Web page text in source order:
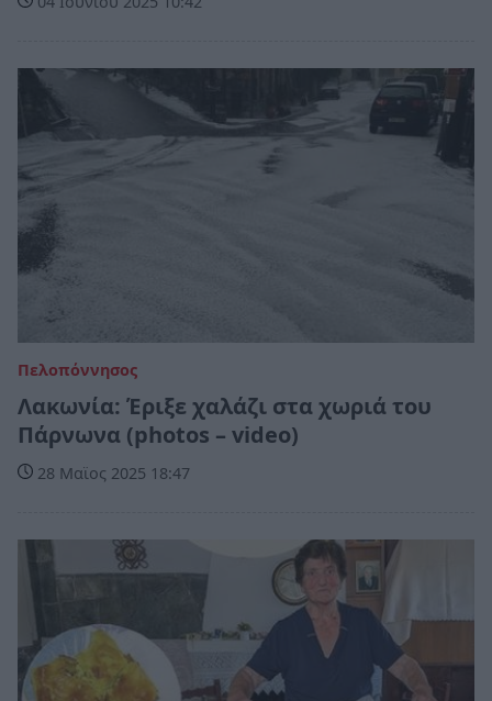
Πελοπόννησος
Λακωνία: Έριξε χαλάζι στα χωριά του
Πάρνωνα (photos – video)
28 Μαϊος 2025 18:47